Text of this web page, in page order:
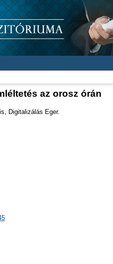
az orosz órán
Digitalizálás Eger.